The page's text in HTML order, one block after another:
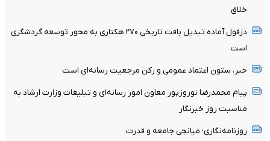
خلاق
دزفول آماده تبدیل بافت تاریخی ۲۷۰ هکتاری به محور توسعه گردشگری
است
خبر، ستون اعتماد عمومی و رکن مرجعیت رسانه‌ای است
پیام محمدرضا نوروزپور معاون امور رسانه‌ای و تبلیغات وزارت ارشاد به
مناسبت روز خبرنگار
روزنامه‌نگاری؛ میانجی جامعه و قدرت